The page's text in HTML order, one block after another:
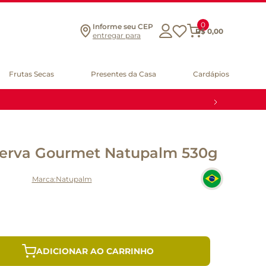
Informe seu CEP
entregar para
0
R$ 0,00
Frutas Secas Presentes da Casa Cardápios
Gourmet Natupalm 530g
Natupalm
ADICIONAR AO CARRINHO